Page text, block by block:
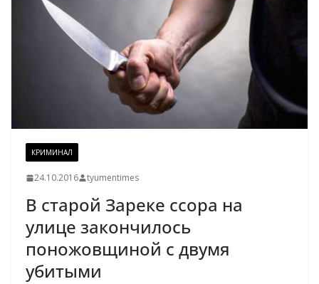
КРИМИНАЛ
24.10.2016 tyumentimes
В старой Зареке ссора на
улице закончилось
поножовщиной с двумя
убитыми